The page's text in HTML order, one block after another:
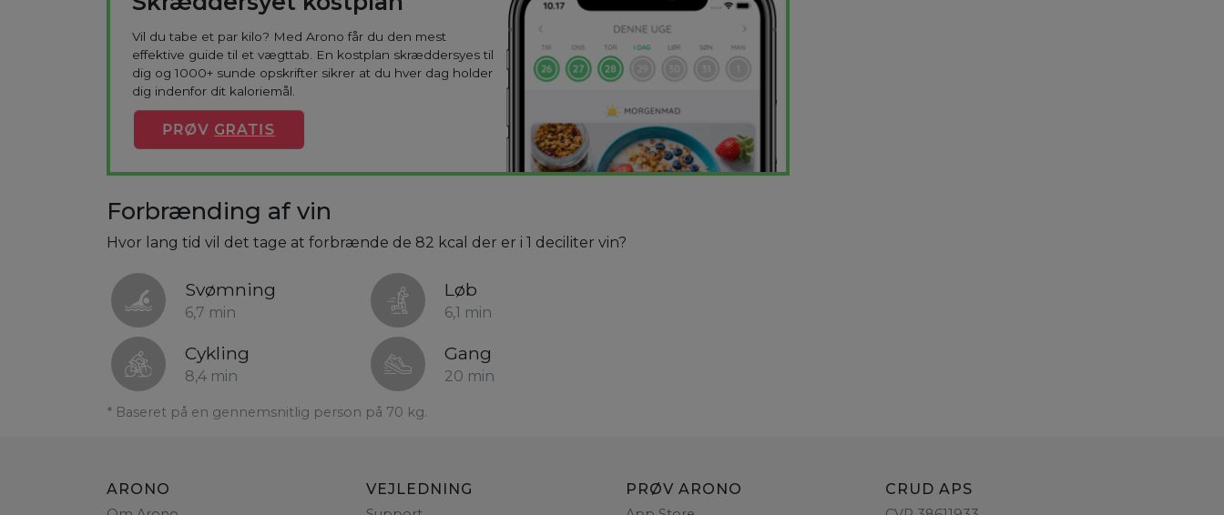
Vil du tabe et par kilo? Med Arono får du den mest
effektive guide til et vægttab. En kostplan skræddersyes til
dig og 1000+ sunde opskrifter sikrer at du hver dag holder
dig indenfor dit kaloriemål.
PRØV GRATIS
Forbrænding af vin
Hvor lang tid vil det tage at forbrænde de 82 kcal der er i 1 deciliter vin?
Svømning
6,7 min
Løb
6,1 min
Cykling
8,4 min
Gang
20 min
* Baseret på en gennemsnitlig person på 70 kg.
ARONO VEJLEDNING PRØV ARONO CRUD APS